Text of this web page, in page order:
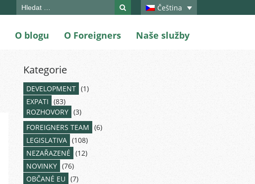
Čeština
Search
O blogu O Foreigners Naše služby
Kategorie
DEVELOPMENT (1)
EXPATI (83)
ROZHOVORY (3)
FOREIGNERS TEAM (6)
LEGISLATIVA (108)
NEZAŘAZENÉ (12)
NOVINKY (76)
OBČANÉ EU (7)